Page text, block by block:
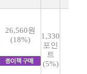
26,560원
(18%)
1,330
포인
트
(5%)